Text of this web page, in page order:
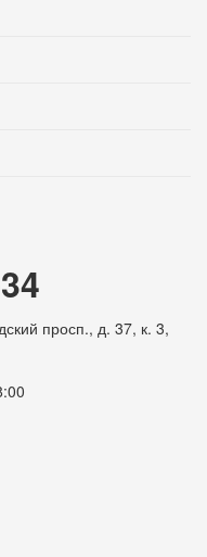
просп., д. 37, к. 3,